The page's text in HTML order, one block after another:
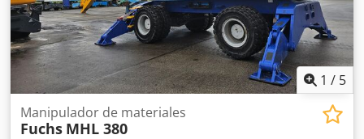
1 / 5
Manipulador de materiales
Fuchs MHL 380